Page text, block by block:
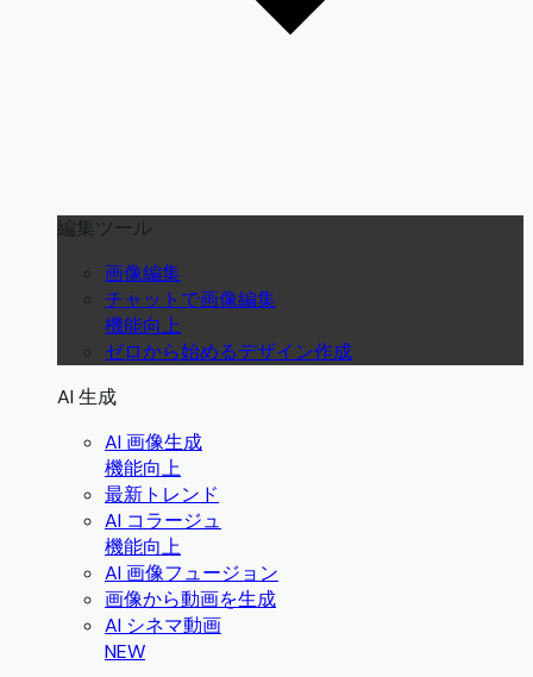
編集ツール
画像編集
チャットで画像編集
機能向上
ゼロから始めるデザイン作成
AI 生成
AI 画像生成
機能向上
最新トレンド
AI コラージュ
機能向上
AI 画像フュージョン
画像から動画を生成
AI シネマ動画
NEW